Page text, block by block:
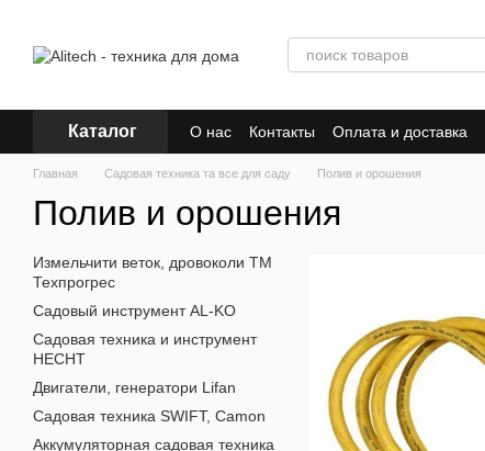
Каталог О нас Контакты Оплата и доставка
Главная Садовая техника та все для саду Полив и орошения
Полив и орошения
Измельчити веток, дровоколи ТМ
Техпрогрес
Садовый инструмент AL-KO
Садовая техника и инструмент
HECHT
Двигатели, генератори Lifan
Садовая техника SWIFT, Camon
Аккумуляторная садовая техника